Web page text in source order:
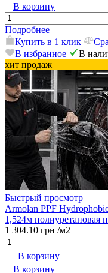
В корзину
Подробнее
Купить в 1 клик
В избранное
В
хит продаж
Быстрый просмотр
Armolan PPF
1,524м полиуретановая
1 304.10 грн /м2
В корзину
В корзину